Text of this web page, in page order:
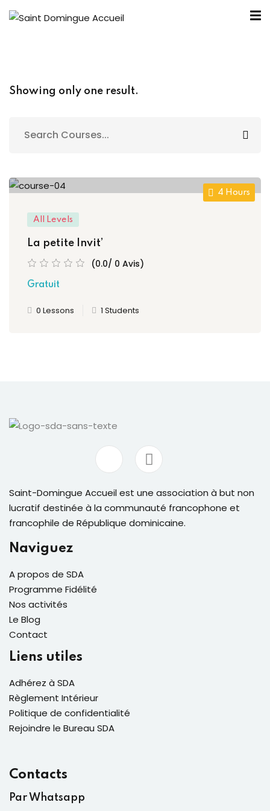
Showing only one result.
4 Hours
All Levels
La petite Invit’
(0.0/ 0 Avis)
Gratuit
0 Lessons 1 Students
Saint-Domingue Accueil est une association à but non
lucratif destinée à la communauté francophone et
francophile de République dominicaine.
Naviguez
A propos de SDA
Programme Fidélité
Nos activités
Le Blog
Contact
Liens utiles
Adhérez à SDA
Règlement Intérieur
Politique de confidentialité
Rejoindre le Bureau SDA
Contacts
Par Whatsapp